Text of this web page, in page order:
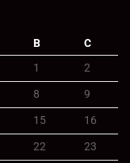
B
C
1
2
8
9
15
16
22
23